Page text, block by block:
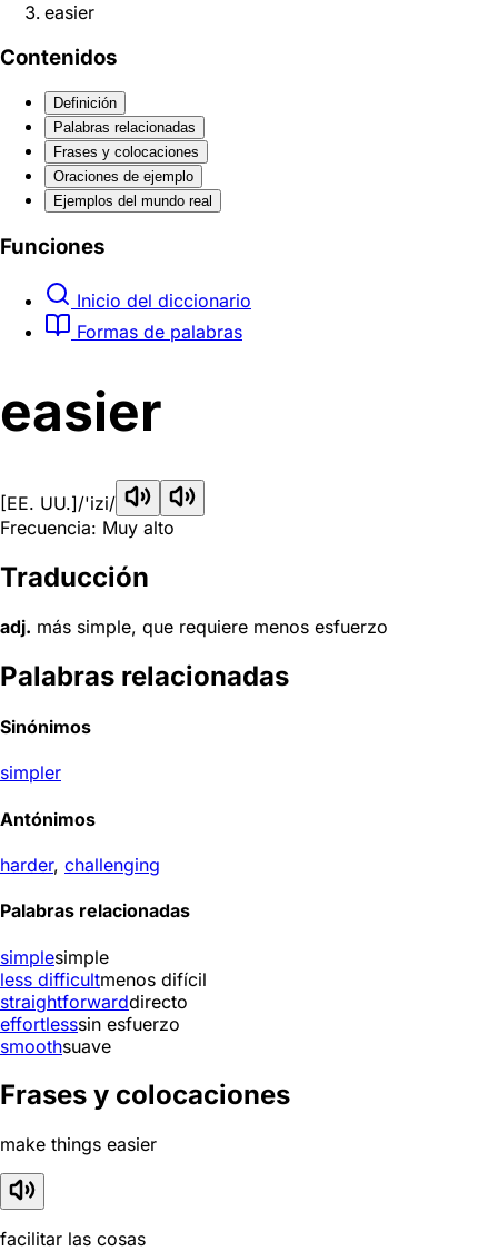
easier
Contenidos
Definición
Palabras relacionadas
Frases y colocaciones
Oraciones de ejemplo
Ejemplos del mundo real
Funciones
Inicio del diccionario
Formas de palabras
easier
[EE. UU.]/'izi/
Frecuencia: Muy alto
Traducción
adj. más simple, que requiere menos esfuerzo
Palabras relacionadas
Sinónimos
simpler
Antónimos
harder, challenging
Palabras relacionadas
simplesimple
less difficultmenos difícil
straightforwarddirecto
effortlesssin esfuerzo
smoothsuave
Frases y colocaciones
make things easier
facilitar las cosas